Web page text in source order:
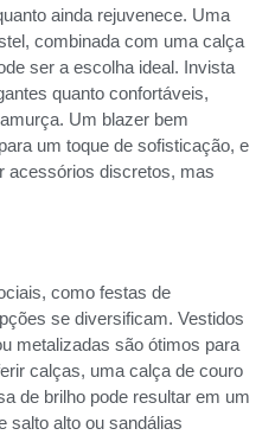
ainda rejuvenece. Uma
combinada com uma calça
ser a escolha ideal. Invista
quanto confortáveis,
Um blazer bem
um toque de sofisticação, e
acessórios discretos, mas
como festas de
se diversificam. Vestidos
metalizadas são ótimos para
calças, uma calça de couro
de brilho pode resultar em um
salto alto ou sandálias